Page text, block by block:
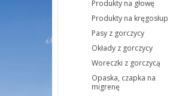
Produkty na głowę
Produkty na kręgosłup
Pasy z gorczycy
Okłady z gorczycy
Woreczki z gorczycą
Opaska, czapka na
migrenę